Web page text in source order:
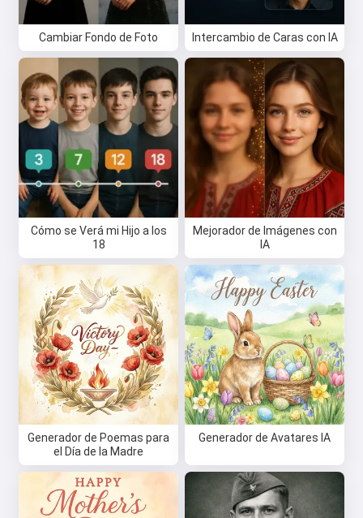
Cambiar Fondo de Foto Intercambio de Caras con IA
Cómo se Verá mi Hijo a los
18
Mejorador de Imágenes con
IA
Generador de Poemas para
el Día de la Madre
Generador de Avatares IA
Hola 👋
Puedo crear canciones, escribir
poemas y felicitaciones 🥰
Pruébalo gratis
Acepto: Términos de Servicio ,
Política de Privacidad,